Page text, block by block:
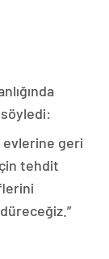
evlerine geri
tehdit